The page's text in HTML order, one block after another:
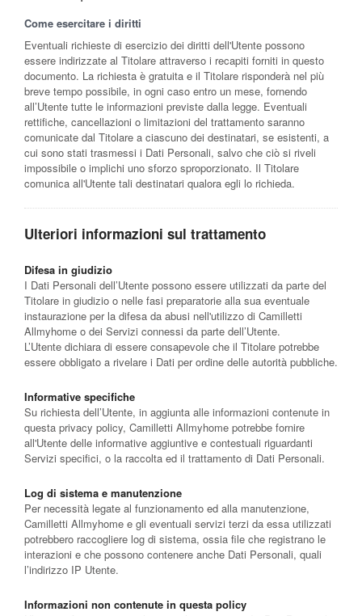
Come esercitare i diritti
Eventuali richieste di esercizio dei diritti dell'Utente possono
essere indirizzate al Titolare attraverso i recapiti forniti in questo
documento. La richiesta è gratuita e il Titolare risponderà nel più
breve tempo possibile, in ogni caso entro un mese, fornendo
all’Utente tutte le informazioni previste dalla legge. Eventuali
rettifiche, cancellazioni o limitazioni del trattamento saranno
comunicate dal Titolare a ciascuno dei destinatari, se esistenti, a
cui sono stati trasmessi i Dati Personali, salvo che ciò si riveli
impossibile o implichi uno sforzo sproporzionato. Il Titolare
comunica all'Utente tali destinatari qualora egli lo richieda.
Ulteriori informazioni sul trattamento
Difesa in giudizio
I Dati Personali dell’Utente possono essere utilizzati da parte del
Titolare in giudizio o nelle fasi preparatorie alla sua eventuale
instaurazione per la difesa da abusi nell'utilizzo di Camilletti
Allmyhome o dei Servizi connessi da parte dell’Utente.
L’Utente dichiara di essere consapevole che il Titolare potrebbe
essere obbligato a rivelare i Dati per ordine delle autorità pubbliche.
Informative specifiche
Su richiesta dell’Utente, in aggiunta alle informazioni contenute in
questa privacy policy, Camilletti Allmyhome potrebbe fornire
all'Utente delle informative aggiuntive e contestuali riguardanti
Servizi specifici, o la raccolta ed il trattamento di Dati Personali.
Log di sistema e manutenzione
Per necessità legate al funzionamento ed alla manutenzione,
Camilletti Allmyhome e gli eventuali servizi terzi da essa utilizzati
potrebbero raccogliere log di sistema, ossia file che registrano le
interazioni e che possono contenere anche Dati Personali, quali
l’indirizzo IP Utente.
Informazioni non contenute in questa policy